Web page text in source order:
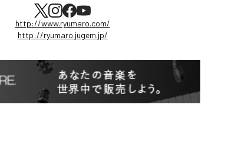
http://www.ryumaro.com/
http://ryumaro.jugem.jp/